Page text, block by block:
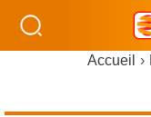
Accueil